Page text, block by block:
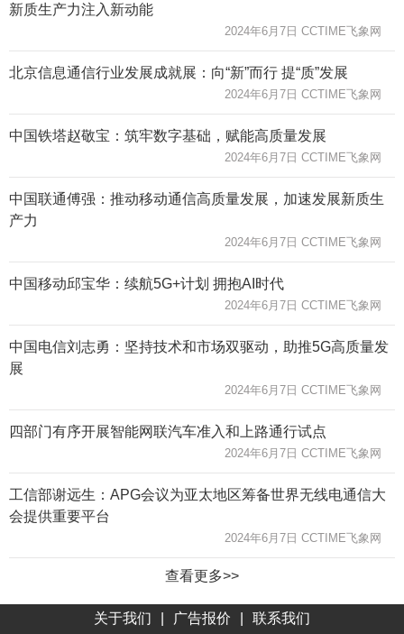
新质生产力注入新动能
2024年6月7日 CCTIME飞象网
北京信息通信行业发展成就展：向“新”而行 提“质”发展
2024年6月7日 CCTIME飞象网
中国铁塔赵敬宝：筑牢数字基础，赋能高质量发展
2024年6月7日 CCTIME飞象网
中国联通傅强：推动移动通信高质量发展，加速发展新质生
产力
2024年6月7日 CCTIME飞象网
中国移动邱宝华：续航5G+计划 拥抱AI时代
2024年6月7日 CCTIME飞象网
中国电信刘志勇：坚持技术和市场双驱动，助推5G高质量发
展
2024年6月7日 CCTIME飞象网
四部门有序开展智能网联汽车准入和上路通行试点
2024年6月7日 CCTIME飞象网
工信部谢远生：APG会议为亚太地区筹备世界无线电通信大
会提供重要平台
2024年6月7日 CCTIME飞象网
查看更多>>
关于我们 广告报价 联系我们